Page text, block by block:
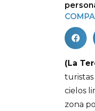
(La
turistas
cielos
zona